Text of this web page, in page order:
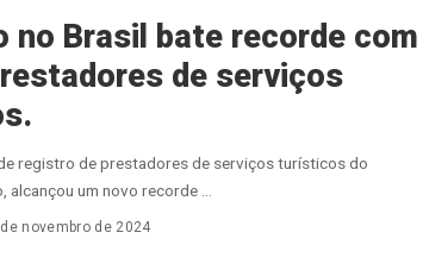
no Brasil bate recorde com
de serviços
registro de prestadores de serviços turísticos do
alcançou um novo recorde
novembro de 2024